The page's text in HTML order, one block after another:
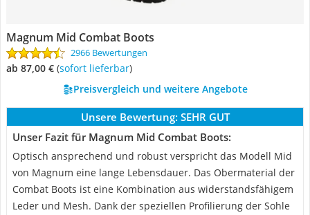
Magnum Mid Combat Boots
2966 Bewertungen
ab 87,00 € ( Sofort lieferbar)
Preisvergleich und weitere Angebote
Unsere Bewertung: SEHR GUT
Unser Fazit für Magnum Mid Combat Boots:
Optisch ansprechend und robust verspricht das Modell Mid
von Magnum eine lange Lebensdauer. Das Obermaterial der
Combat Boots ist eine Kombination aus widerstandsfähigem
Leder und Mesh. Dank der speziellen Profilierung der Sohle